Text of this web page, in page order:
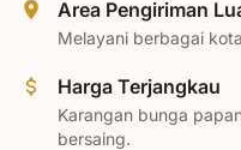
Area Pengiriman
Melayani berbagai
Harga Terjangkau
Karangan bunga
bersaing.